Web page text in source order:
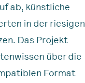
ab, künstliche
in der riesigen
Das Projekt
über die
Format